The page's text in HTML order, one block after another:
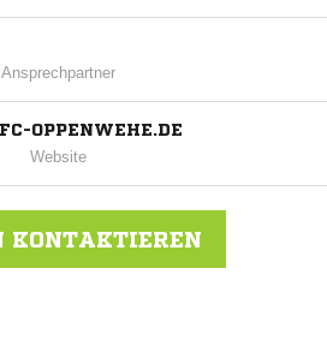
Ansprechpartner
OPPENWEHE.DE
Website
KONTAKTIEREN